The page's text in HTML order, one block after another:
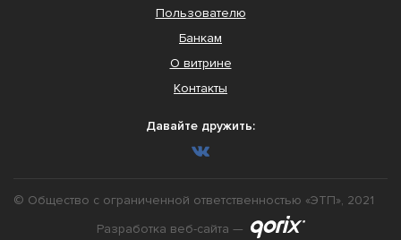
Пользователю
Банкам
О витрине
Контакты
Давайте дружить:
© Общество с ограниченной ответственностью «ЭТП», 2021
Разработка веб-сайта —